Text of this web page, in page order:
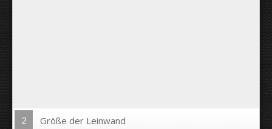
2
Größe der Leinwand